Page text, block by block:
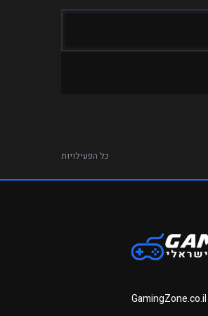
כל הפעילויות
GamingZone.co.il